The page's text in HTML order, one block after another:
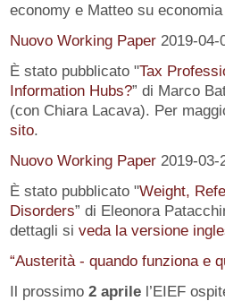
economy e Matteo su
Nuovo Working Paper 2019-04-
È stato pubblicato "Tax
Information Hubs?” di Marco
(con Chiara Lacava). Per
sito.
Nuovo Working Paper 2019-03-
È stato pubblicato "Weight,
Disorders” di Eleonora
dettagli si veda la versione
“Austerità - quando funziona e
Il prossimo 2 aprilel’EIEF